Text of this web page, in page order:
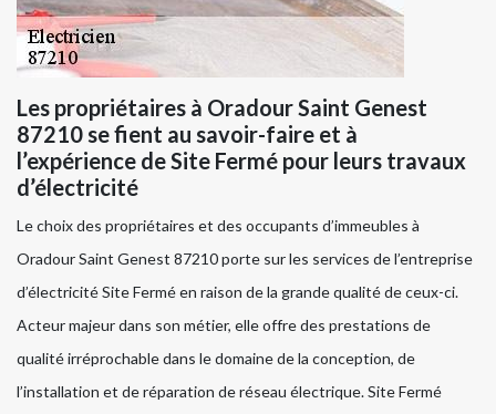
Les propriétaires à Oradour Saint Genest
87210 se fient au savoir-faire et à
l’expérience de Site Fermé pour leurs travaux
d’électricité
Le choix des propriétaires et des occupants d’immeubles à
Oradour Saint Genest 87210 porte sur les services de l’entreprise
d’électricité Site Fermé en raison de la grande qualité de ceux-ci.
Acteur majeur dans son métier, elle offre des prestations de
qualité irréprochable dans le domaine de la conception, de
l’installation et de réparation de réseau électrique. Site Fermé